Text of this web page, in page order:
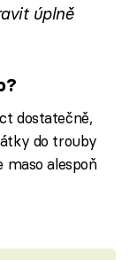
úplně
dostatečně,
do trouby
alespoň